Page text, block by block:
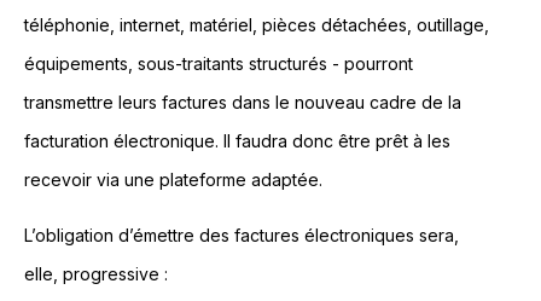
téléphonie, internet, matériel, pièces détachées, outillage,
équipements, sous-traitants structurés - pourront
transmettre leurs factures dans le nouveau cadre de la
facturation électronique. Il faudra donc être prêt à les
recevoir via une plateforme adaptée.
L’obligation d’émettre des factures électroniques sera,
elle, progressive :